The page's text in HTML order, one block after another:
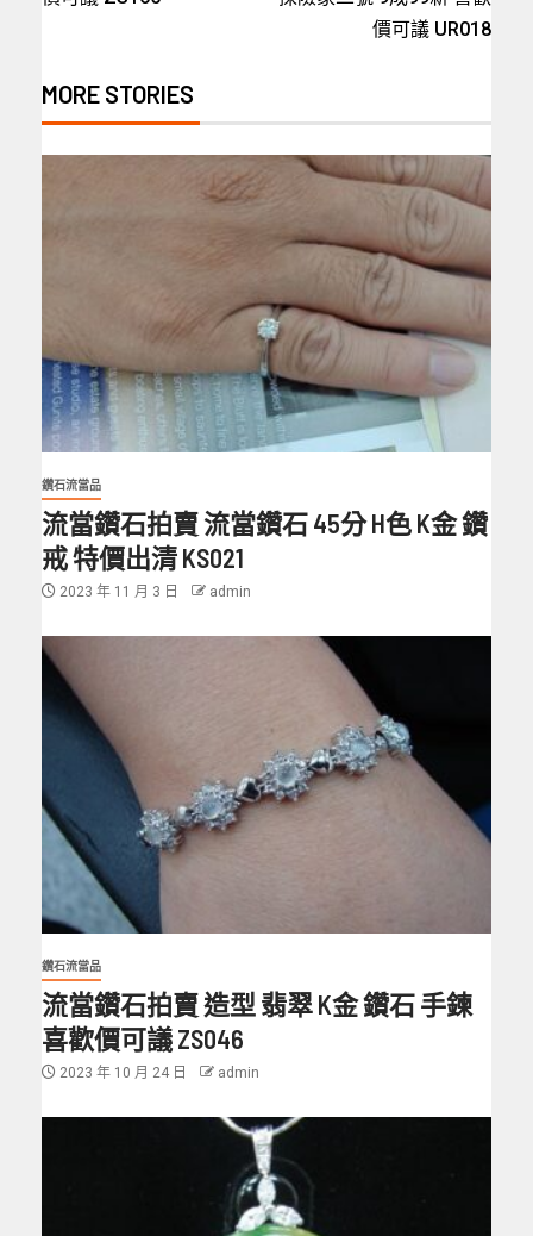
價可議 UR018
MORE STORIES
鑽石流當品
流當鑽石拍賣 流當鑽石 45分 H色 K金 鑽
戒 特價出清 KS021
2023 年 11 月 3 日 admin
鑽石流當品
流當鑽石拍賣 造型 翡翠 K金 鑽石 手鍊
喜歡價可議 ZS046
2023 年 10 月 24 日 admin